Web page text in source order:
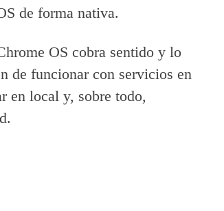
de forma nativa.
OS cobra sentido y lo
de funcionar con servicios en
en local y, sobre todo,